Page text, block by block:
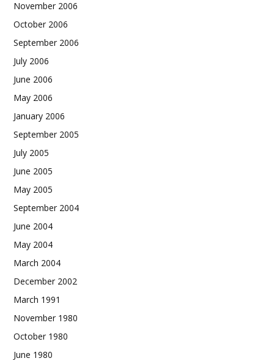
November 2006
October 2006
September 2006
July 2006
June 2006
May 2006
January 2006
September 2005
July 2005
June 2005
May 2005
September 2004
June 2004
May 2004
March 2004
December 2002
March 1991
November 1980
October 1980
June 1980